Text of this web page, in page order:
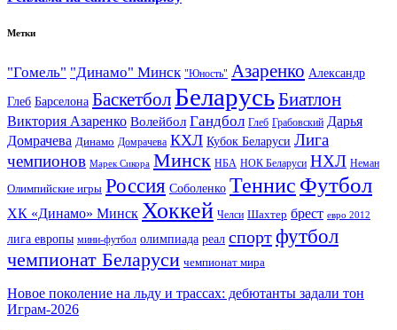
Метки
"Гомель" "Динамо" Минск "Юность" Азаренко Александр
Глеб Барселона Баскетбол БеларусьБиатлон
Виктория Азаренко Волейбол Гандбол Глеб Грабовский Дарья
Домрачева Динамо Домрачева КХЛ Кубок Беларуси Лига
чемпионов Марек Сикора Минск НБА НОК Беларуси НХЛ Неман
Олимпийские игры Россия Соболенко Теннис Футбол
ХК «Динамо» Минск Хоккей Челси Шахтер брест евро 2012
лига европы мини-футбол олимпиада реал спортфутбол
чемпионат Беларуси чемпионат мира
Новое поколение на льду и трассах: дебютанты задали тон
Играм-2026